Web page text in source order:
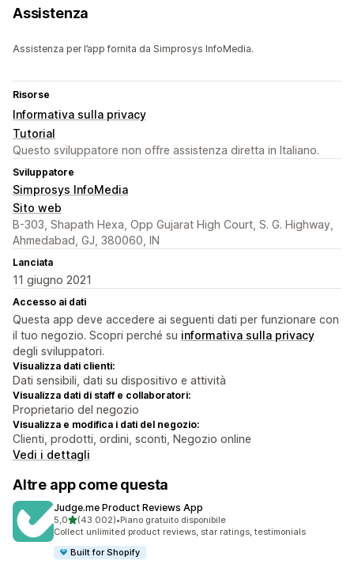
Assistenza
Assistenza per l’app fornita da Simprosys InfoMedia.
Risorse
Informativa sulla privacy
Tutorial
Questo sviluppatore non offre assistenza diretta in Italiano.
Sviluppatore
Simprosys InfoMedia
Sito web
B-303, Shapath Hexa, Opp Gujarat High Court, S. G. Highway,
Ahmedabad, GJ, 380060, IN
Lanciata
11 giugno 2021
Accesso ai dati
Questa app deve accedere ai seguenti dati per funzionare con
il tuo negozio. Scopri perché su informativa sulla privacy
degli sviluppatori.
Visualizza dati clienti:
Dati sensibili, dati su dispositivo e attività
Visualizza dati di staff e collaboratori:
Proprietario del negozio
Visualizza e modifica i dati del negozio:
Clienti, prodotti, ordini, sconti, Negozio online
Vedi i dettagli
Altre app come questa
Judge.me Product Reviews App
5,0stelle su 5
(43.002)
43002 recensioni totali
•Piano gratuito disponibile
Collect unlimited product reviews, star ratings, testimonials
Built for Shopify